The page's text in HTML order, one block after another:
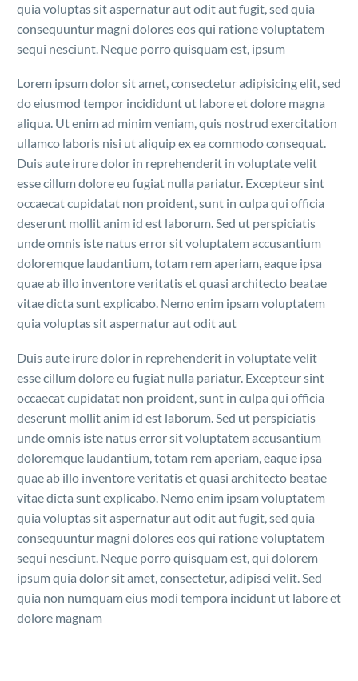
quia voluptas sit aspernatur aut odit aut fugit, sed quia
consequuntur magni dolores eos qui ratione voluptatem
sequi nesciunt. Neque porro quisquam est, ipsum
Lorem ipsum dolor sit amet, consectetur adipisicing elit, sed
do eiusmod tempor incididunt ut labore et dolore magna
aliqua. Ut enim ad minim veniam, quis nostrud exercitation
ullamco laboris nisi ut aliquip ex ea commodo consequat.
Duis aute irure dolor in reprehenderit in voluptate velit
esse cillum dolore eu fugiat nulla pariatur. Excepteur sint
occaecat cupidatat non proident, sunt in culpa qui officia
deserunt mollit anim id est laborum. Sed ut perspiciatis
unde omnis iste natus error sit voluptatem accusantium
doloremque laudantium, totam rem aperiam, eaque ipsa
quae ab illo inventore veritatis et quasi architecto beatae
vitae dicta sunt explicabo. Nemo enim ipsam voluptatem
quia voluptas sit aspernatur aut odit aut
Duis aute irure dolor in reprehenderit in voluptate velit
esse cillum dolore eu fugiat nulla pariatur. Excepteur sint
occaecat cupidatat non proident, sunt in culpa qui officia
deserunt mollit anim id est laborum. Sed ut perspiciatis
unde omnis iste natus error sit voluptatem accusantium
doloremque laudantium, totam rem aperiam, eaque ipsa
quae ab illo inventore veritatis et quasi architecto beatae
vitae dicta sunt explicabo. Nemo enim ipsam voluptatem
quia voluptas sit aspernatur aut odit aut fugit, sed quia
consequuntur magni dolores eos qui ratione voluptatem
sequi nesciunt. Neque porro quisquam est, qui dolorem
ipsum quia dolor sit amet, consectetur, adipisci velit. Sed
quia non numquam eius modi tempora incidunt ut labore et
dolore magnam